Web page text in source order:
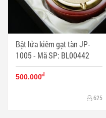
Bật lửa kiêm gạt tàn JP-
1005 - Mã SP: BL00442
500.000đ
625